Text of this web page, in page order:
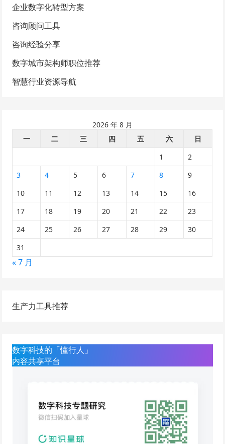
企业数字化转型方案
咨询顾问工具
咨询经验分享
数字城市架构师职位推荐
智慧行业资源导航
2026 年 8 月
一
二 三 四 五 六
日
1
2
3
4 5 6 7 8
9
10
11 12 13 14 15
16
17
18 19 20 21 22
23
24
25 26 27 28 29
30
31
« 7 月
生产力工具推荐
数字科技的「懂行人」
内容共享平台